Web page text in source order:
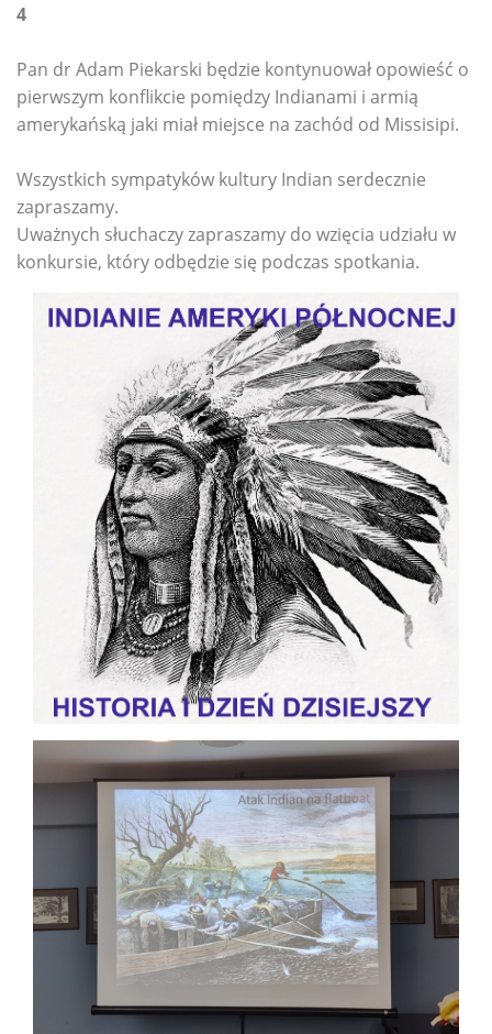
4
Pan dr Adam Piekarski będzie kontynuował opowieść o
pierwszym konflikcie pomiędzy Indianami i armią
amerykańską jaki miał miejsce na zachód od Missisipi.
Wszystkich sympatyków kultury Indian serdecznie
zapraszamy.
Uważnych słuchaczy zapraszamy do wzięcia udziału w
konkursie, który odbędzie się podczas spotkania.